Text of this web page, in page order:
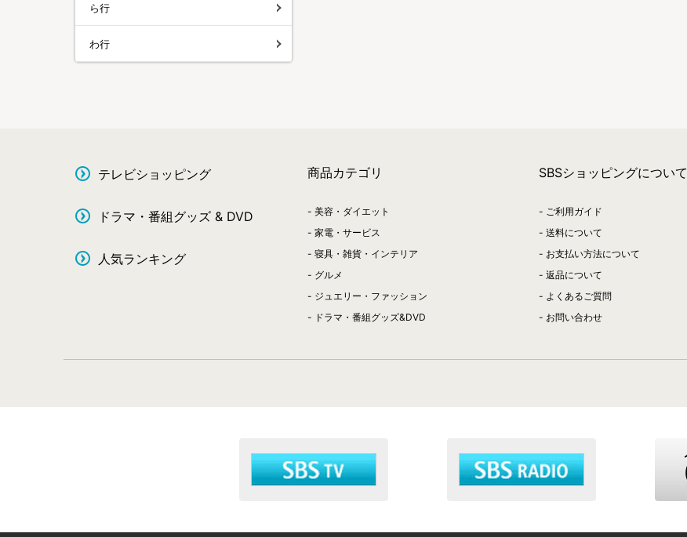
ら行
わ行
テレビショッピング
ドラマ・番組グッズ & DVD
人気ランキング
商品カテゴリ
美容・ダイエット
家電・サービス
寝具・雑貨・インテリア
グルメ
ジュエリー・ファッション
ドラマ・番組グッズ&DVD
SBSショッピングについて
ご利用ガイド
送料について
お支払い方法について
返品について
よくあるご質問
お問い合わせ